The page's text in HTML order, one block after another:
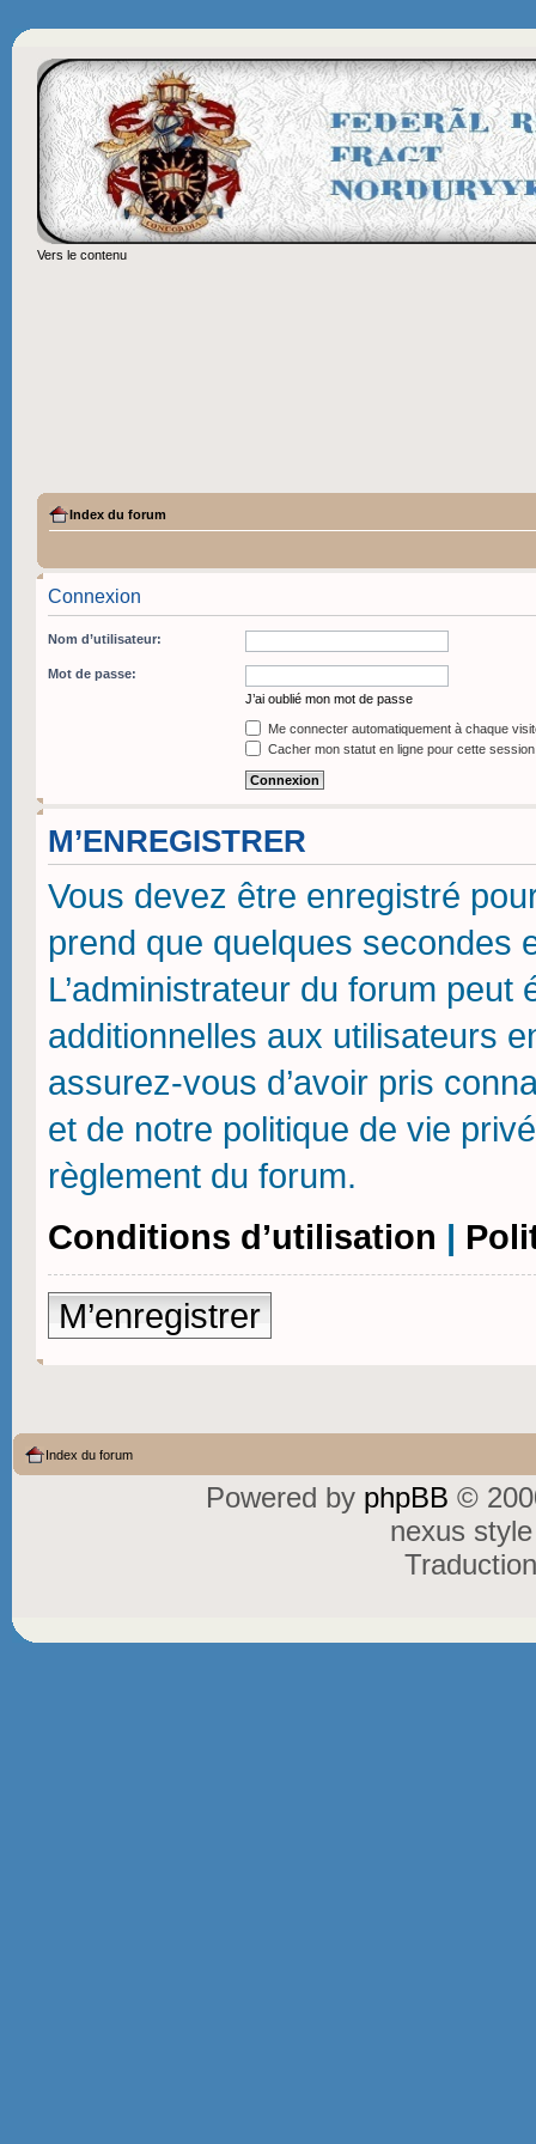
Vers le contenu
Index du forum
Connexion
Nom d’utilisateur:
Mot de passe:
J’ai oublié mon mot de passe
Me connecter automatiquement à chaque
Cacher mon statut en ligne pour cette session
M’ENREGISTRER
Vous devez être enregistré
prend que quelques secondes
L’administrateur du forum
additionnelles aux utilisateurs
assurez-vous d’avoir pris
et de notre politique de vie
règlement du forum.
Conditions d’utilisation |
M’enregistrer
Index du forum
Powered by phpBB ©
nexus